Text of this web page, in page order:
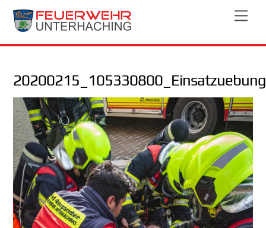
Skip
20200215_105330800_Einsatzuebung